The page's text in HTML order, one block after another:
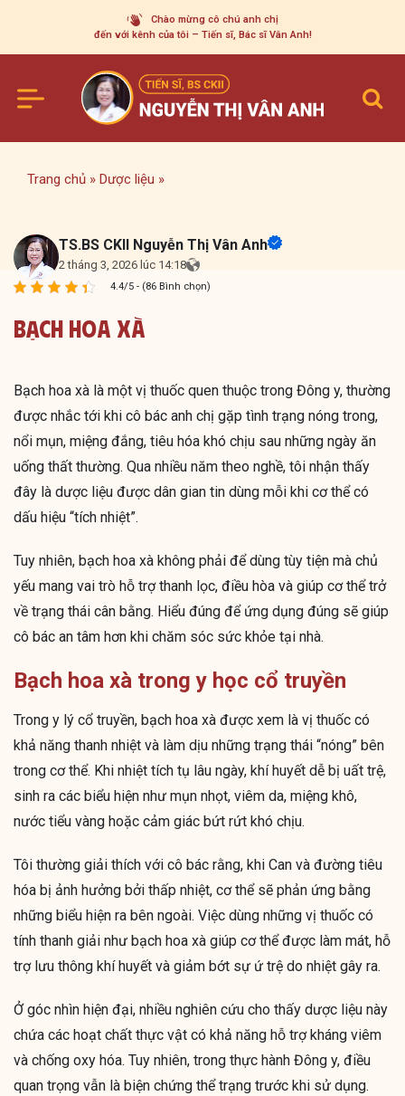
content
Chào mừng cô chú anh chị
đến với kênh của tôi – Tiến sĩ, Bác sĩ Vân Anh!
Trang chủ » Dược liệu »
TS.BS CKII Nguyễn Thị Vân Anh
2 tháng 3, 2026 lúc 14:18
4.4/5 - (86 Bình chọn)
Bạch Hoa Xà
Bạch hoa xà là một vị thuốc quen thuộc trong Đông y, thường
được nhắc tới khi cô bác anh chị gặp tình trạng nóng trong,
nổi mụn, miệng đắng, tiêu hóa khó chịu sau những ngày ăn
uống thất thường. Qua nhiều năm theo nghề, tôi nhận thấy
đây là dược liệu được dân gian tin dùng mỗi khi cơ thể có
dấu hiệu “tích nhiệt”.
Tuy nhiên, bạch hoa xà không phải để dùng tùy tiện mà chủ
yếu mang vai trò hỗ trợ thanh lọc, điều hòa và giúp cơ thể trở
về trạng thái cân bằng. Hiểu đúng để ứng dụng đúng sẽ giúp
cô bác an tâm hơn khi chăm sóc sức khỏe tại nhà.
Bạch hoa xà trong y học cổ truyền
Trong y lý cổ truyền, bạch hoa xà được xem là vị thuốc có
khả năng thanh nhiệt và làm dịu những trạng thái “nóng” bên
trong cơ thể. Khi nhiệt tích tụ lâu ngày, khí huyết dễ bị uất trệ,
sinh ra các biểu hiện như mụn nhọt, viêm da, miệng khô,
nước tiểu vàng hoặc cảm giác bứt rứt khó chịu.
Tôi thường giải thích với cô bác rằng, khi Can và đường tiêu
hóa bị ảnh hưởng bởi thấp nhiệt, cơ thể sẽ phản ứng bằng
những biểu hiện ra bên ngoài. Việc dùng những vị thuốc có
tính thanh giải như bạch hoa xà giúp cơ thể được làm mát, hỗ
trợ lưu thông khí huyết và giảm bớt sự ứ trệ do nhiệt gây ra.
Ở góc nhìn hiện đại, nhiều nghiên cứu cho thấy dược liệu này
chứa các hoạt chất thực vật có khả năng hỗ trợ kháng viêm
và chống oxy hóa. Tuy nhiên, trong thực hành Đông y, điều
quan trọng vẫn là biện chứng thể trạng trước khi sử dụng.